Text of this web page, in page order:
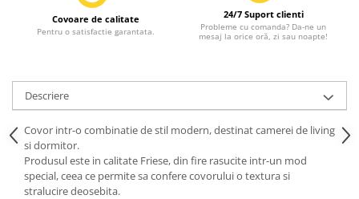
Covoare de calitate
Pentru o satisfactie garantata.
24/7 Suport clienti
Probleme cu comanda? Da-ne un
mesaj la orice oră, zi sau noapte!
Descriere
Covor intr-o combinatie de stil modern, destinat camerei de living
si dormitor.
Produsul este in calitate Friese, din fire rasucite intr-un mod
special, ceea ce permite sa confere covorului o textura si
stralucire deosebita.